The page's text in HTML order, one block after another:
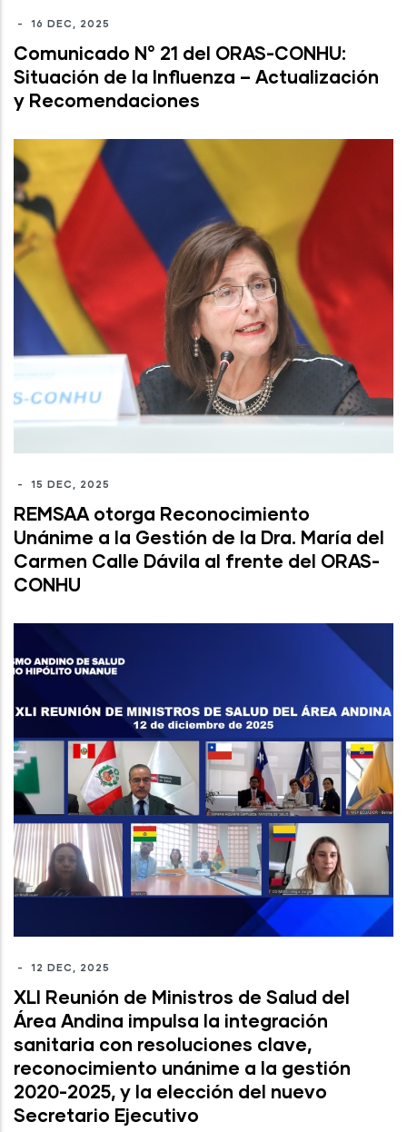
- 16 DEC, 2025
Comunicado N° 21 del ORAS-CONHU:
Situación de la Influenza – Actualización
y Recomendaciones
- 15 DEC, 2025
REMSAA otorga Reconocimiento
Unánime a la Gestión de la Dra. María del
Carmen Calle Dávila al frente del ORAS-
CONHU
- 12 DEC, 2025
XLI Reunión de Ministros de Salud del
Área Andina impulsa la integración
sanitaria con resoluciones clave,
reconocimiento unánime a la gestión
2020-2025, y la elección del nuevo
Secretario Ejecutivo